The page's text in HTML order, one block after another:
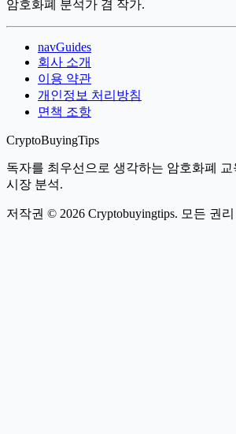
암호화폐 분석가 겸 작가.
navGuides
회사 소개
이용 약관
개인정보 처리방침
면책 조항
CryptoBuyingTips
독자를 최우선으로 생각하는 암호화폐 교
시장 분석.
저작권 © 2026 Cryptobuyingtips. 모든 권